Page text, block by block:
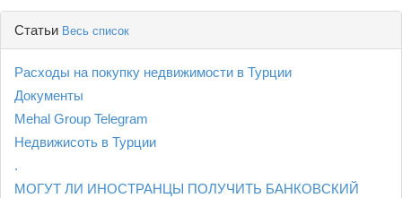
Статьи Весь список
Расходы на покупку недвижимости в Турции
Документы
Mehal Group Telegram
Недвижисоть в Турции
.
МОГУТ ЛИ ИНОСТРАНЦЫ ПОЛУЧИТЬ БАНКОВСКИЙ